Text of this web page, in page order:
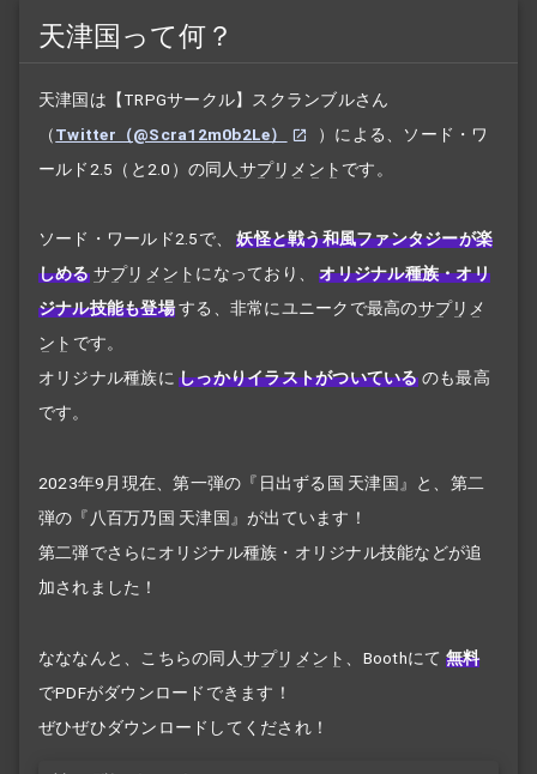
天津国って何？
天津国は【TRPGサークル】スクランブルさん
（Twitter（@Scra12m0b2Le）
）による、ソード・ワ
ールド2.5（と2.0）の同人 サプリメント です。
ソード・ワールド2.5で、
妖怪と戦う和風ファンタジーが楽
しめる サプリメント になっており、
オリジナル種族・オリ
ジナル技能も登場 する、非常にユニークで最高のサプリメ
ント です。
オリジナル種族に しっかりイラストがついている のも最高
です。
2023年9月現在、第一弾の『日出ずる国 天津国』と、第二
弾の『八百万乃国 天津国』が出ています！
第二弾でさらにオリジナル種族・オリジナル技能などが追
加されました！
なななんと、こちらの同人サプリメント 、Boothにて 無料
でPDFがダウンロードできます！
ぜひぜひダウンロードしてくだされ！